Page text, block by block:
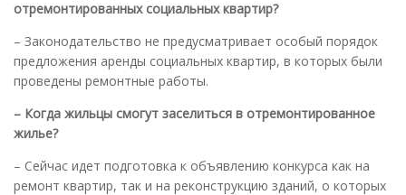
отремонтированных социальных квартир?
– Законодательство не предусматривает особый порядок
предложения аренды социальных квартир, в которых были
проведены ремонтные работы.
– Когда жильцы смогут заселиться в отремонтированное
жилье?
– Сейчас идет подготовка к объявлению конкурса как на
ремонт квартир, так и на реконструкцию зданий, о которых